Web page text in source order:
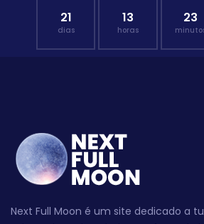
21
dias
13
horas
23
Next Full Moon é um site dedicado a